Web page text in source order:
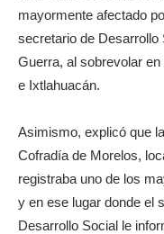
mayormente afectado
secretario de Desarrollo
Guerra, al sobrevolar
e Ixtlahuacán.
Asimismo, explicó que
Cofradía de Morelos,
registraba uno de los
y en ese lugar donde el
Desarrollo Social le